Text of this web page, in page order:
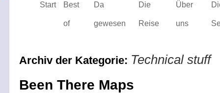
Start Best
of
Da
gewesen
Die
Reise
Über
uns
Archiv der Kategorie: Technical stuff
Been There Maps